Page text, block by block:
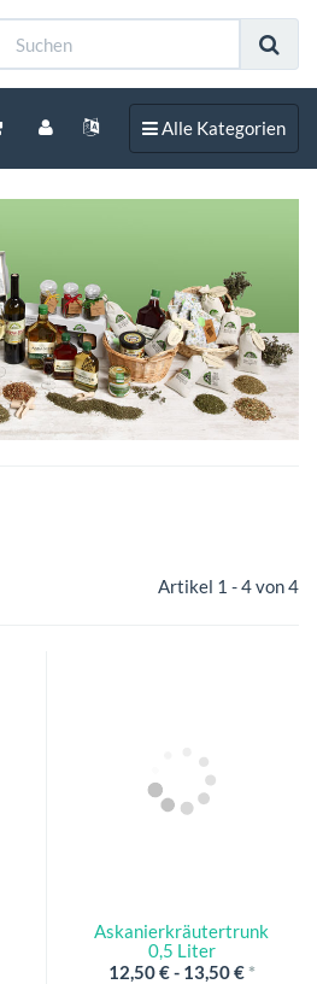
Toggle navigation
Alle Kategorien
Artikel 1 - 4 von 4
Askanierkräutertrunk
0,5 Liter
12,50 € - 13,50 € *